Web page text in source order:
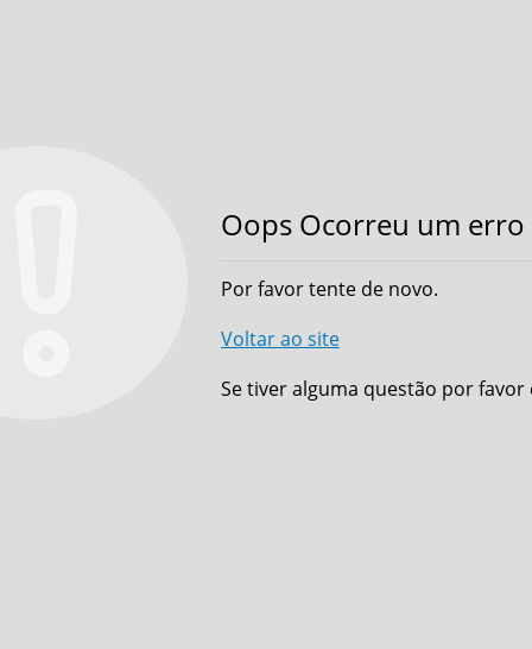
Oops Ocorreu um
Por favor tente de novo.
Voltar ao site
Se tiver alguma questão por favor